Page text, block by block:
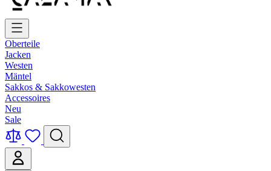
Oberteile
Jacken
Westen
Mäntel
Sakkos & Sakkowesten
Accessoires
Neu
Sale